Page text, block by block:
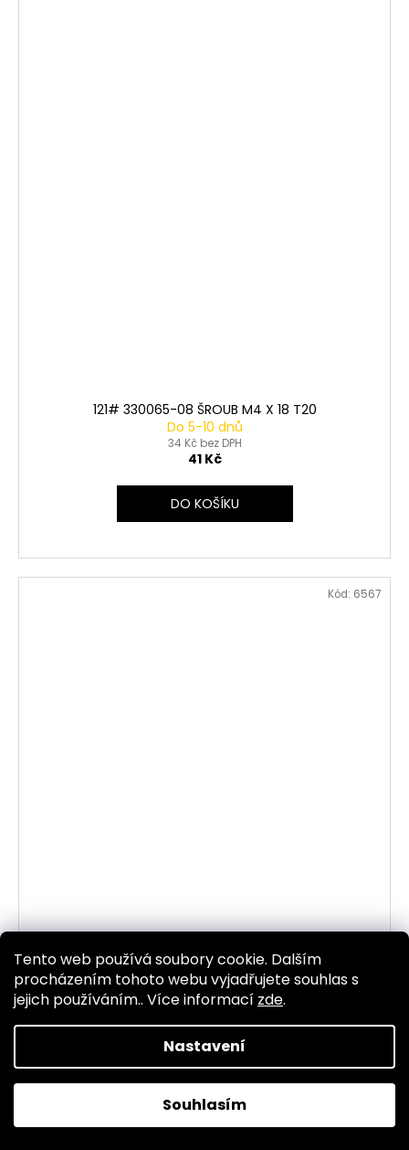
Tento web používá soubory cookie. Dalším
procházením tohoto webu vyjadřujete souhlas s
jejich používáním.. Více informací zde.
Nastavení
Souhlasím
121# 330065-08 ŠROUB M4 X 18 T20
Do 5-10 dnů
34 Kč bez DPH
41 Kč
DO KOŠÍKU
Kód: 6567